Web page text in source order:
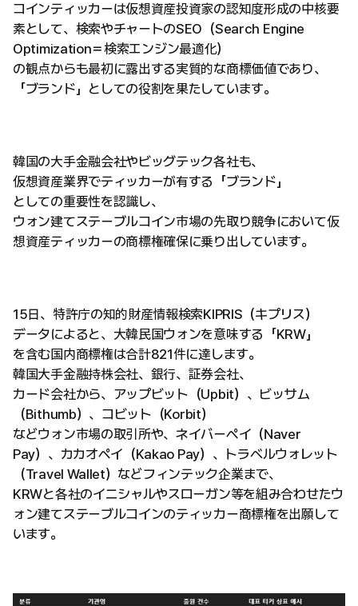
コインティッカーは仮想資産投資家の認知度形成の中核要
素として、検索やチャートのSEO（Search Engine
Optimization＝検索エンジン最適化）
の観点からも最初に露出する実質的な商標価値であり、
「ブランド」としての役割を果たしています。
韓国の大手金融会社やビッグテック各社も、
仮想資産業界でティッカーが有する「ブランド」
としての重要性を認識し、
ウォン建てステーブルコイン市場の先取り競争において仮
想資産ティッカーの商標権確保に乗り出しています。
15日、特許庁の知的財産情報検索KIPRIS（キプリス）
データによると、大韓民国ウォンを意味する「KRW」
を含む国内商標権は合計821件に達します。
韓国大手金融持株会社、銀行、証券会社、
カード会社から、アップビット（Upbit）、ビッサム
（Bithumb）、コビット（Korbit）
などウォン市場の取引所や、ネイバーペイ（Naver
Pay）、カカオペイ（Kakao Pay）、トラベルウォレット
（Travel Wallet）などフィンテック企業まで、
KRWと各社のイニシャルやスローガン等を組み合わせたウ
ォン建てステーブルコインのティッカー商標権を出願して
います。